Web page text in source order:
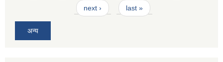
next › last »
अन्य